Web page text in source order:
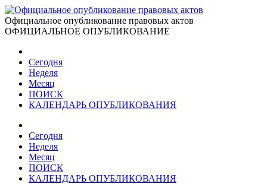
Официальное опубликование правовых актов
ОФИЦИАЛЬНОЕ ОПУБЛИКОВАНИЕ
Сегодня
Неделя
Месяц
ПОИСК
КАЛЕНДАРЬ ОПУБЛИКОВАНИЯ
Сегодня
Неделя
Месяц
ПОИСК
КАЛЕНДАРЬ ОПУБЛИКОВАНИЯ